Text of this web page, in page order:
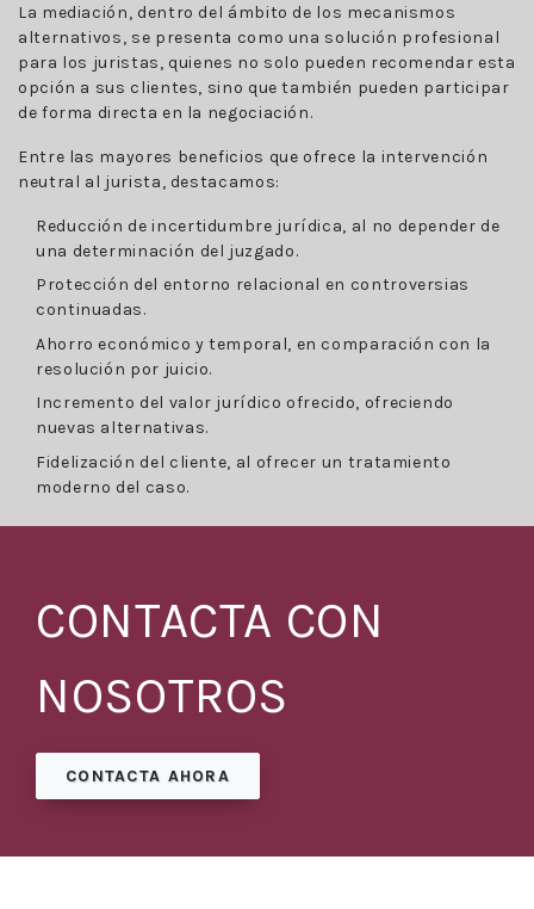
La mediación, dentro del ámbito de los mecanismos
alternativos, se presenta como una solución profesional
para los juristas, quienes no solo pueden recomendar esta
opción a sus clientes, sino que también pueden participar
de forma directa en la negociación.
Entre las mayores beneficios que ofrece la intervención
neutral al jurista, destacamos:
Reducción de incertidumbre jurídica, al no depender de
una determinación del juzgado.
Protección del entorno relacional en controversias
continuadas.
Ahorro económico y temporal, en comparación con la
resolución por juicio.
Incremento del valor jurídico ofrecido, ofreciendo
nuevas alternativas.
Fidelización del cliente, al ofrecer un tratamiento
moderno del caso.
CONTACTA CON
NOSOTROS
CONTACTA AHORA